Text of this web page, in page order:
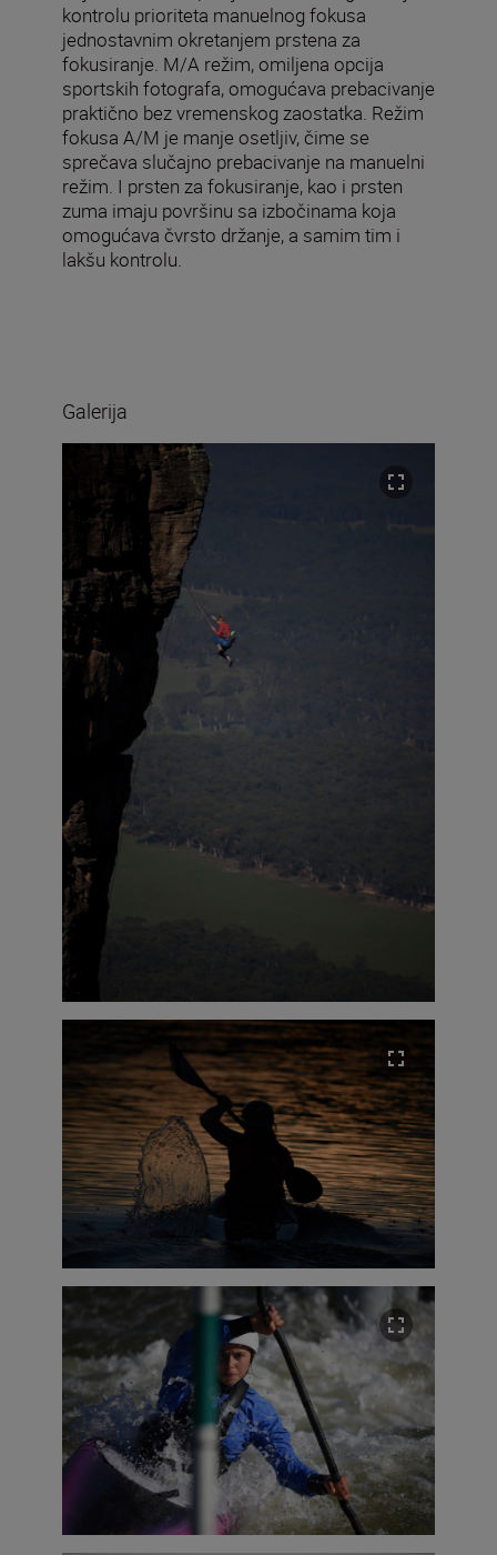
kontrolu prioriteta manuelnog fokusa
jednostavnim okretanjem prstena za
fokusiranje. M/A režim, omiljena opcija
sportskih fotografa, omogućava prebacivanje
praktično bez vremenskog zaostatka. Režim
fokusa A/M je manje osetljiv, čime se
sprečava slučajno prebacivanje na manuelni
režim. I prsten za fokusiranje, kao i prsten
zuma imaju površinu sa izbočinama koja
omogućava čvrsto držanje, a samim tim i
lakšu kontrolu.
Galerija